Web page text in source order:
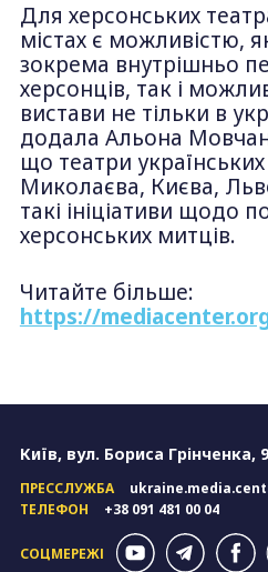
Для херсонських
містах є можливістю,
зокрема внутрішньо
херсонців, так і
вистави не тільки в
додала Альона
що театри
Миколаєва, Києва,
такі ініціативи щодо
херсонських митців.
Читайте більше:
https://
Київ, вул. Бориса Грінченка, 9
ПРЕССЛУЖБА
ТЕЛЕФОН
+38 091 481 00 04
СОЦМЕРЕЖІ